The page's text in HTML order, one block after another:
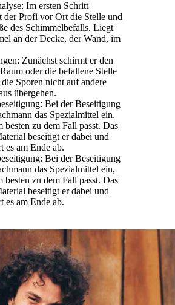
Im ersten Schritt
der Profi vor Ort die Stelle und
des Schimmelbefalls. Liegt
an der Decke, der Wand, im
Zunächst schirmt er den
oder die befallene Stelle
die Sporen nicht auf andere
übergehen.
Bei der Beseitigung
das Spezialmittel ein,
besten zu dem Fall passt. Das
beseitigt er dabei und
es am Ende ab.
Bei der Beseitigung
das Spezialmittel ein,
besten zu dem Fall passt. Das
beseitigt er dabei und
es am Ende ab.